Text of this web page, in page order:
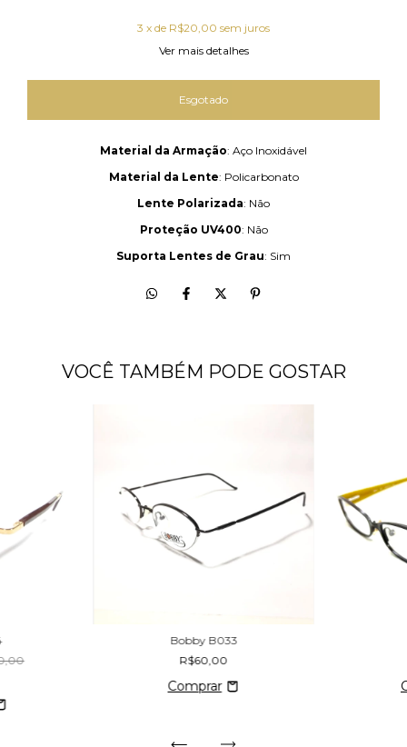
3 x de R$20,00 sem juros
Ver mais detalhes
Material da Armação: Aço Inoxidável
Material da Lente: Policarbonato
Lente Polarizada: Não
Proteção UV400: Não
Suporta Lentes de Grau: Sim
VOCÊ TAMBÉM PODE GOSTAR
Bobby B033
R$60,00